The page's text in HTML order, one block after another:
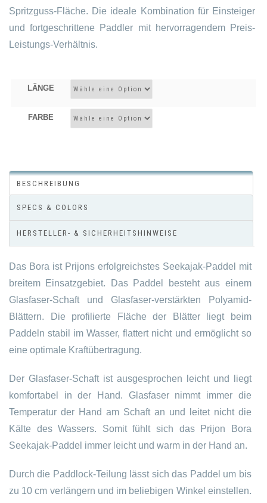
Spritzguss-Fläche. Die ideale Kombination für Einsteiger
und fortgeschrittene Paddler mit hervorragendem Preis-
Leistungs-Verhältnis.
LÄNGE
FARBE
BESCHREIBUNG
SPECS & COLORS
HERSTELLER- & SICHERHEITSHINWEISE
Das Bora ist Prijons erfolgreichstes Seekajak-Paddel mit
breitem Einsatzgebiet. Das Paddel besteht aus einem
Glasfaser-Schaft und Glasfaser-verstärkten Polyamid-
Blättern. Die profilierte Fläche der Blätter liegt beim
Paddeln stabil im Wasser, flattert nicht und ermöglicht so
eine optimale Kraftübertragung.
Der Glasfaser-Schaft ist ausgesprochen leicht und liegt
komfortabel in der Hand. Glasfaser nimmt immer die
Temperatur der Hand am Schaft an und leitet nicht die
Kälte des Wassers. Somit fühlt sich das Prijon Bora
Seekajak-Paddel immer leicht und warm in der Hand an.
Durch die Paddlock-Teilung lässt sich das Paddel um bis
zu 10 cm verlängern und im beliebigen Winkel einstellen.